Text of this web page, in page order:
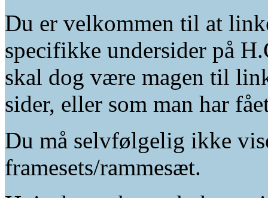
Du er velkommen til at
specifikke undersider på
skal dog være magen til
sider, eller som man har
Du må selvfølgelig ikke
framesets/rammesæt.